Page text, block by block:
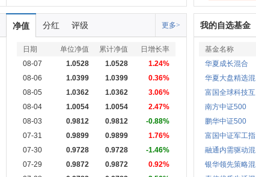
净值 分红 评级 更多>
日期 单位净值 累计净值
日增长率
08-07
1.0528 1.0528
1.24%
08-06
1.0399 1.0399
0.36%
08-05
1.0362 1.0362
3.06%
08-04
1.0054 1.0054
2.47%
08-03
0.9812 0.9812
-0.88%
07-31
0.9899 0.9899
1.76%
07-30
0.9728 0.9728
-1.46%
07-29
0.9872 0.9872
0.92%
我的自选基金
基金名称
华夏成长混合
华夏大盘精选混
富国全球科技互
南方中证500
鹏华中证500
富国中证军工指
融通内需驱动混
银华领先策略混